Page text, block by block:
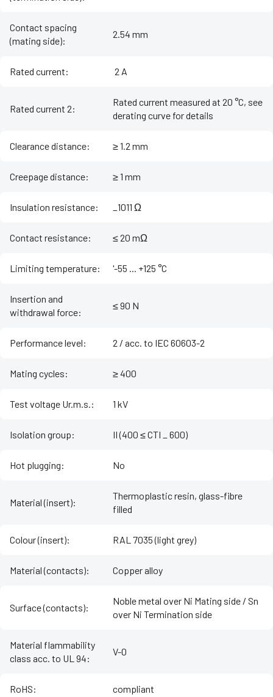
Contact spacing
(mating side):
2.54 mm
Rated current: ‌ 2 A
Rated current 2:
Rated current measured at 20 °C, see
derating curve for details
Clearance distance: ≥ 1.2 mm
Creepage distance: ≥ 1 mm
Insulation resistance: _1011 Ω
Contact resistance: ≤ 20 mΩ
Limiting temperature: '-55 ... +125 °C
Insertion and
withdrawal force:
≤ 90 N
Performance level: 2 / acc. to IEC 60603-2
Mating cycles: ≥ 400
Test voltage Ur.m.s.: 1 kV
Isolation group: II (400 ≤ CTI _ 600)
Hot plugging: No
Material (insert):
Thermoplastic resin, glass-fibre
filled
Colour (insert): RAL 7035 (light grey)
Material (contacts): Copper alloy
Surface (contacts):
Noble metal over Ni Mating side / Sn
over Ni Termination side
Material flammability
class acc. to UL 94:
V-0
RoHS: compliant